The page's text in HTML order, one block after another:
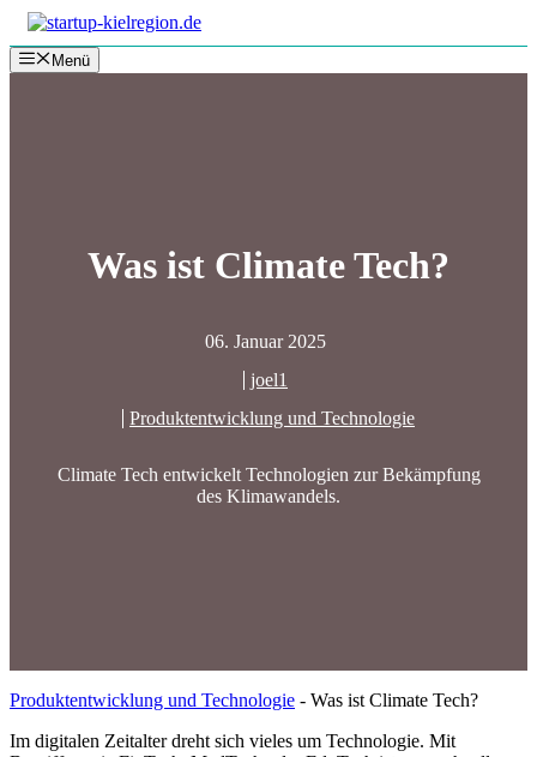
Zum
Inhalt
springenMenü
Was ist Climate Tech?
06. Januar 2025
joel1
Produktentwicklung und Technologie
Climate Tech entwickelt Technologien zur Bekämpfung
des Klimawandels.
Produktentwicklung und Technologie - Was ist Climate Tech?
Im digitalen Zeitalter dreht sich vieles um Technologie. Mit